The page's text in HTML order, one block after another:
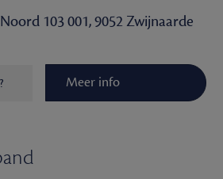
103 001, 9052 Zwijnaarde
Meer info